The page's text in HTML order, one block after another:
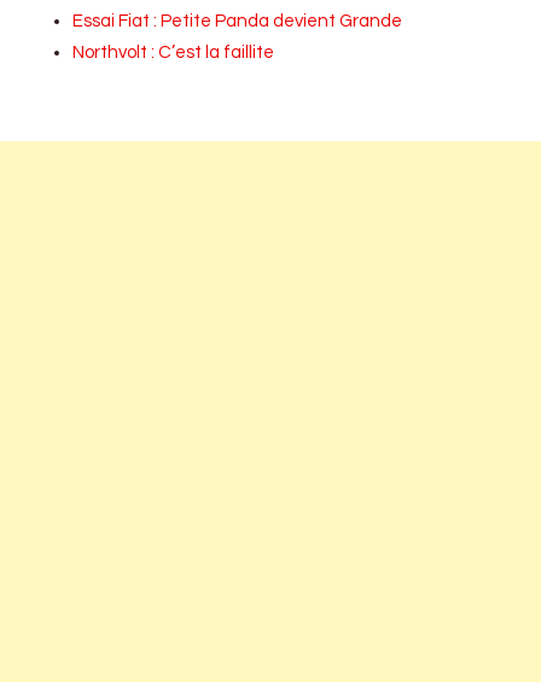
Essai Fiat : Petite Panda devient Grande
Northvolt : C’est la faillite